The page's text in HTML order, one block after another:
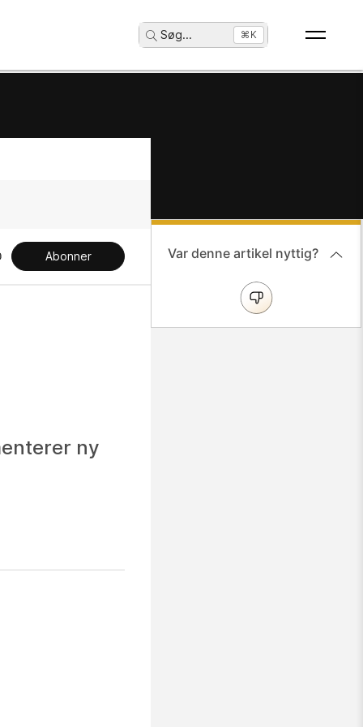
Søg... ⌘K
Abonner
ny
Var denne artikel nyttig?